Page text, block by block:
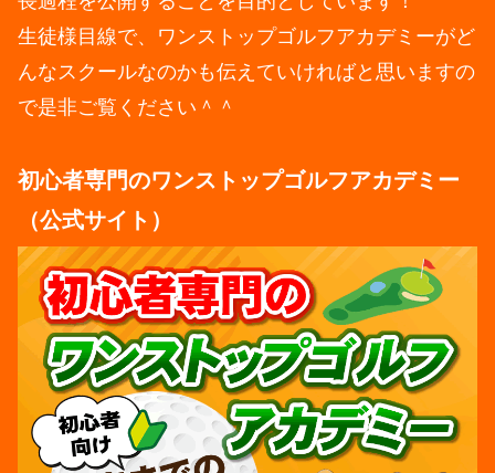
生徒様目線で、ワンストップゴルフアカデミーがど
んなスクールなのかも伝えていければと思いますの
で是非ご覧ください＾＾
初心者専門のワンストップゴルフアカデミー
（公式サイト）